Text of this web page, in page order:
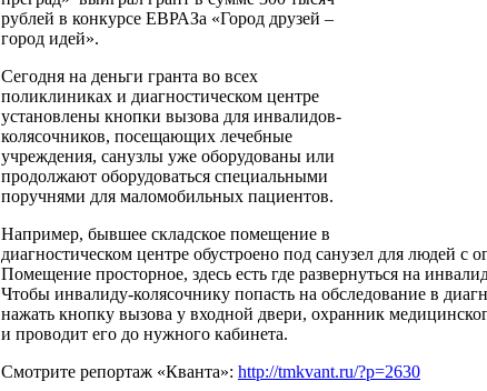
рублей в конкурсе ЕВРАЗа «Город друзей –
город идей».
Сегодня на деньги гранта во всех
поликлиниках и диагностическом центре
установлены кнопки вызова для инвалидов-
колясочников, посещающих лечебные
учреждения, санузлы уже оборудованы или
продолжают оборудоваться специальными
поручнями для маломобильных пациентов.
Например, бывшее складское помещение в
диагностическом центре обустроено под санузел для людей
Помещение просторное, здесь есть где развернуться на
Чтобы инвалиду-колясочнику попасть на обследование в
нажать кнопку вызова у входной двери, охранник
и проводит его до нужного кабинета.
Смотрите репортаж «Кванта»: http://tmkvant.ru/?p=2630